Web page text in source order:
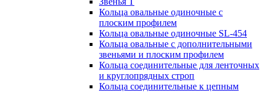
Кольца овальные одиночные c
плоским профилем
Кольца овальные одиночные SL-454
Кольца овальные с дополнительными
звеньями и плоским профилем
Кольца соединительные для ленточных
и круглопрядных строп
Кольца соединительные к цепным